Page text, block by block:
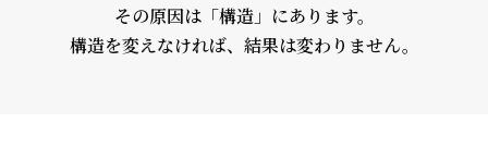
その原因は「構造」にあります。
構造を変えなければ、結果は変わりません。